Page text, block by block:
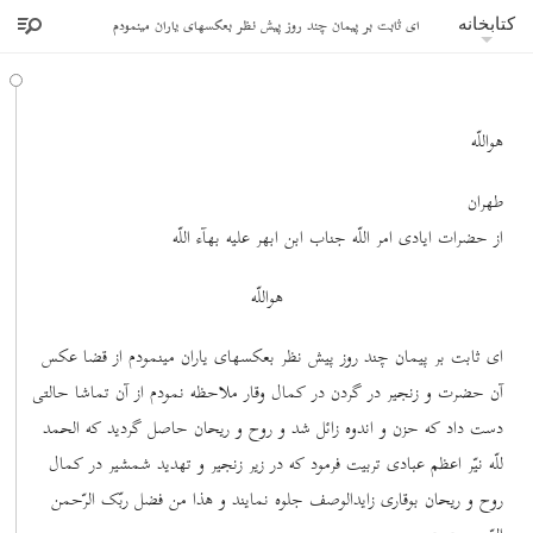
کتابخانه ای ثابت بر پیمان چند روز پیش نظر بعکسهای یاران مینمودم
هواللّه
طهران
از حضرات ایادی امر اللّه جناب ابن ابهر علیه بهآء اللّه
هواللّه
ای ثابت بر پیمان چند روز پیش نظر بعکسهای یاران مینمودم از قضا عکس
آن حضرت و زنجیر در گردن در کمال وقار ملاحظه نمودم از آن تماشا حالتی
دست داد که حزن و اندوه زائل شد و روح و ریحان حاصل گردید که الحمد
للّه نیّر اعظم عبادی تربیت فرمود که در زیر زنجیر و تهدید شمشیر در کمال
روح و ریحان بوقاری زایدالوصف جلوه نمایند و هذا من فضل ربّک الرّحمن